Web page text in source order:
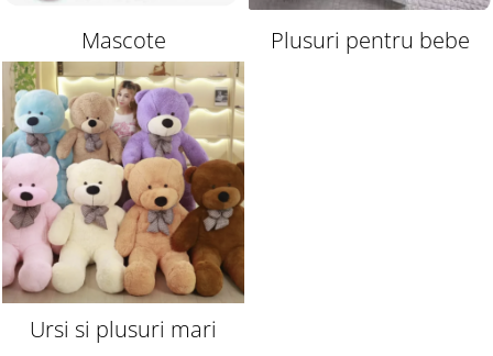
Mascote Plusuri pentru bebe
Ursi si plusuri mari